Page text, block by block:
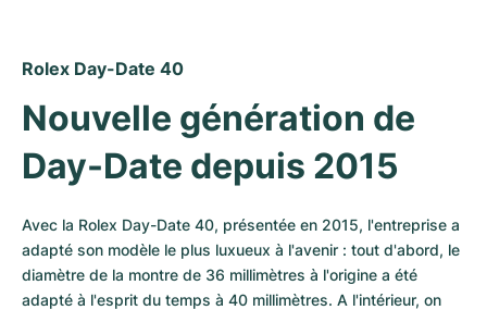
Rolex Day-Date 40
Nouvelle génération de
Day-Date depuis 2015
Avec la Rolex Day-Date 40, présentée en 2015, l'entreprise a
adapté son modèle le plus luxueux à l'avenir : tout d'abord, le
diamètre de la montre de 36 millimètres à l'origine a été
adapté à l'esprit du temps à 40 millimètres. A l'intérieur, on